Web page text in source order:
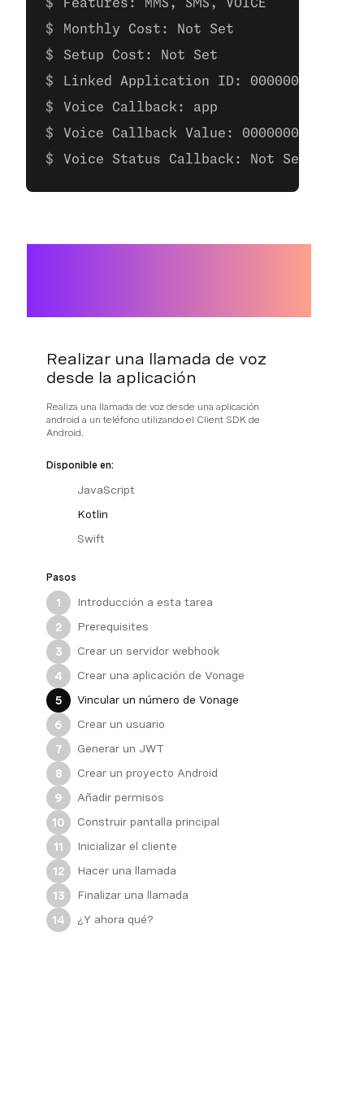
Features: MMS, SMS, VOICE
Monthly Cost: Not Set
Setup Cost: Not Set
Linked Application ID: 00000000-0000-
Voice Callback: app
Voice Callback Value: 00000000-0000-
Voice Status Callback: Not Set
Realizar una llamada de voz
desde la aplicación
Realiza una llamada de voz desde una aplicación
android a un teléfono utilizando el Client SDK de
Android.
Disponible en:
JavaScript
Kotlin
Swift
Pasos
1
Introducción a esta tarea
2
Prerequisites
3
Crear un servidor webhook
4
Crear una aplicación de Vonage
5
Vincular un número de Vonage
6
Crear un usuario
7
Generar un JWT
8
Crear un proyecto Android
9
Añadir permisos
10
Construir pantalla principal
11
Inicializar el cliente
12
Hacer una llamada
13
Finalizar una llamada
14
¿Y ahora qué?